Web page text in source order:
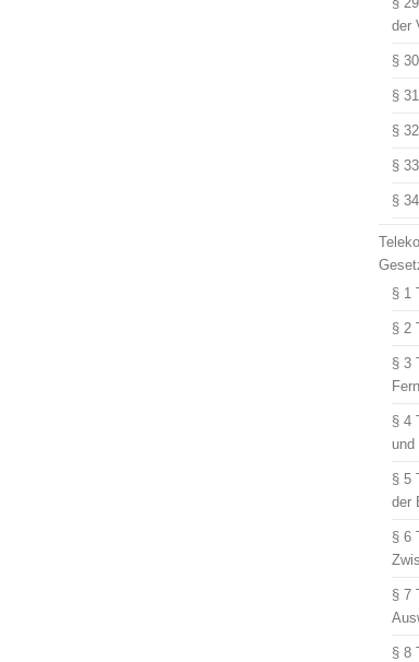
der
§
§
§
§
§
§ 1
§ 2
§ 3
§ 4
und
§ 5
der
§ 6
§ 7
§ 8